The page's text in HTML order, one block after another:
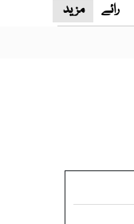
رائے مزید